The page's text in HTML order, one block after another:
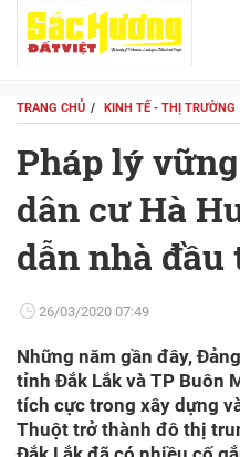
TRANG CHỦ KINH TẾ - THỊ TRƯỜNG
Pháp lý
dân cư Hà
dẫn nhà đầu
26/03/2020 07:49
Những năm gần đây,
tỉnh Đắk Lắk và TP Buôn
tích cực trong xây dựng
Thuột trở thành đô thị